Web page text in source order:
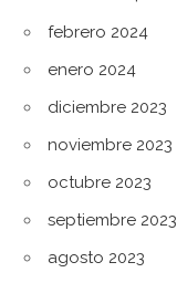
febrero 2024
enero 2024
diciembre 2023
noviembre 2023
octubre 2023
septiembre 2023
agosto 2023